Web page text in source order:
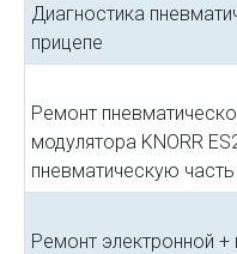
Диагностика
прицепе
Ремонт
модулятора KNORR
пневматическую
Ремонт электронной +